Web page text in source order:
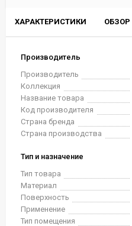
ХАРАКТЕРИСТИКИ ОБЗОР
Производитель
Производитель
Коллекция
Название товара
Код производителя
Страна бренда
Страна производства
Тип и назначение
Тип товара
Материал
Поверхность
Применение
Тип помещения